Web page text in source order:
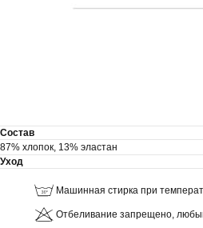
Состав
87% хлопок, 13% эластан
Уход
Машинная стирка при
Отбеливание запрещено,